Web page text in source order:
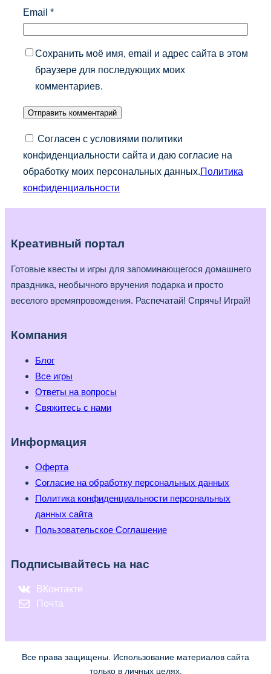
Email *
Сохранить моё имя, email и адрес сайта в этом
браузере для последующих моих
комментариев.
Согласен с условиями политики
конфиденциальности сайта и даю согласие на
обработку моих персональных данных. Политика
конфиденциальности
Креативный портал
Готовые квесты и игры для запоминающегося домашнего
праздника, необычного вручения подарка и просто
веселого времяпровождения. Распечатай! Спрячь! Играй!
Компания
Блог
Все игры
Ответы на вопросы
Свяжитесь с нами
Информация
Оферта
Согласие на обработку персональных данных
Политика конфиденциальности персональных
данных сайта
Пользовательское Соглашение
Подписывайтесь на нас
ВКонтакте
Почта
Все права защищены. Использование материалов сайта
только в личных целях.